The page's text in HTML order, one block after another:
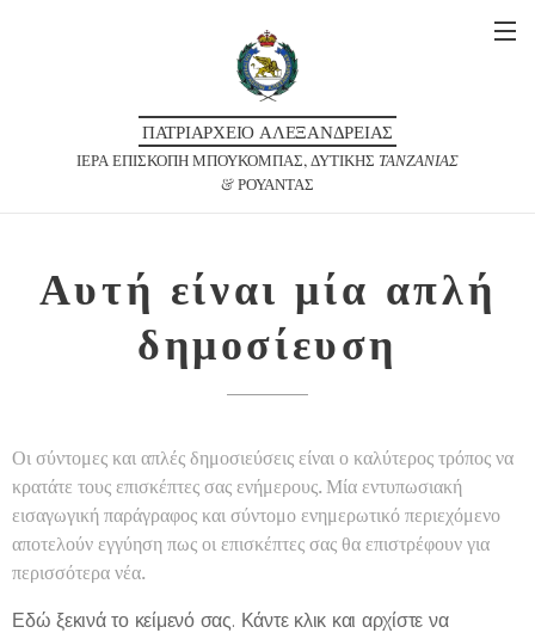
ΠΑΤΡΙΑΡΧΕΙΟ ΑΛΕΞΑΝΔΡΕΙΑΣ
ΙΕΡΑ ΕΠΙΣΚΟΠΗ ΜΠΟΥΚΟΜΠΑΣ, ΔΥΤΙΚΗΣ ΤΑΝΖΑΝΙΑΣ
& ΡΟΥΑΝΤΑΣ
Αυτή είναι μία απλή
δημοσίευση
Οι σύντομες και απλές δημοσιεύσεις είναι ο καλύτερος τρόπος να
κρατάτε τους επισκέπτες σας ενήμερους. Μία εντυπωσιακή
εισαγωγική παράγραφος και σύντομο ενημερωτικό περιεχόμενο
αποτελούν εγγύηση πως οι επισκέπτες σας θα επιστρέφουν για
περισσότερα νέα.
Εδώ ξεκινά το κείμενό σας. Κάντε κλικ και αρχίστε να